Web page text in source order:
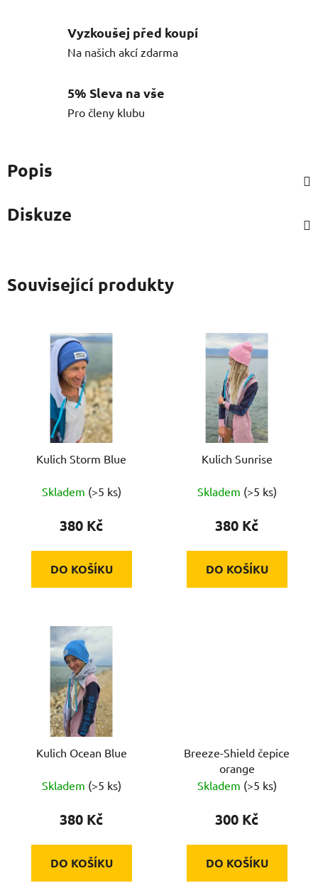
Vyzkoušej před koupí
Na našich akcí zdarma
5% Sleva na vše
Pro členy klubu
Popis
Diskuze
Související produkty
Kulich Storm Blue
Skladem (>5 ks)
380 Kč
DO KOŠÍKU
Kulich Sunrise
Skladem (>5 ks)
380 Kč
DO KOŠÍKU
Kulich Ocean Blue
Skladem (>5 ks)
380 Kč
DO KOŠÍKU
Breeze-Shield čepice
orange
Skladem (>5 ks)
300 Kč
DO KOŠÍKU